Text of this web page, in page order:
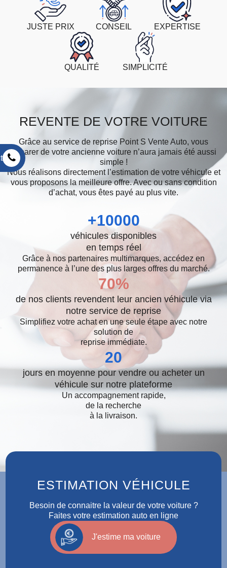
JUSTE PRIX CONSEIL EXPERTISE
QUALITÉ SIMPLICITÉ
REVENTE DE VOTRE VOITURE
Grâce au service de reprise Point S Vente Auto, vous
séparer de votre ancienne voiture n’aura jamais été aussi
simple !
Nous réalisons directement l’estimation de votre véhicule et
vous proposons la meilleure offre. Avec ou sans condition
d’achat, vous êtes payé au plus vite.
+10000
véhicules disponibles
en temps réel
Grâce à nos partenaires multimarques, accédez en
permanence à l’une des plus larges offres du marché.
70%
de nos clients revendent leur ancien véhicule via
notre service de reprise
Simplifiez votre achat en une seule étape avec notre
solution de
reprise immédiate.
20
jours en moyenne pour vendre ou acheter un
véhicule sur notre plateforme
Un accompagnement rapide,
de la recherche
à la livraison.
ESTIMATION VÉHICULE
Besoin de connaitre la valeur de votre voiture ?
Faites votre estimation auto en ligne
J'estime ma voiture